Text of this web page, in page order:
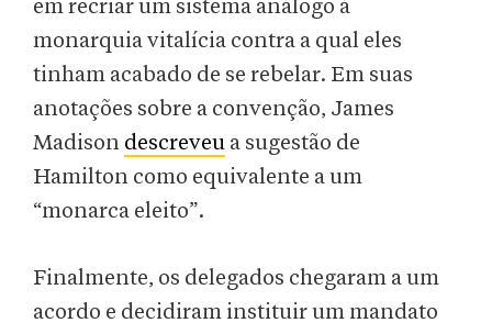
em recriar um sistema análogo à
monarquia vitalícia contra a qual eles
tinham acabado de se rebelar. Em suas
anotações sobre a convenção, James
Madison descreveu a sugestão de
Hamilton como equivalente a um
“monarca eleito”.
Finalmente, os delegados chegaram a um
acordo e decidiram instituir um mandato